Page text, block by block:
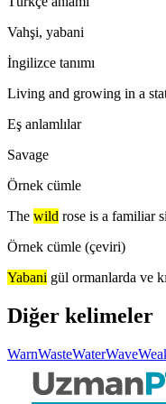
Vahşi, yabani
İngilizce tanımı
Living and growing in a
Eş anlamlılar
Savage
Örnek cümle
The wild rose is a familiar
Örnek cümle (çeviri)
Yabani gül ormanlarda ve
Diğer kelimeler
WarnWasteWaterWave